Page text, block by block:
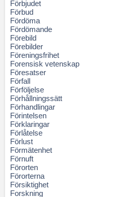
Förbjudet
Förbud
Fördöma
Fördömande
Förebild
Förebilder
Föreningsfrihet
Forensisk vetenskap
Föresatser
Förfall
Förföljelse
Förhållningssätt
Förhandlingar
Förintelsen
Förklaringar
Förlåtelse
Förlust
Förmätenhet
Förnuft
Förorten
Förorterna
Försiktighet
Forskning